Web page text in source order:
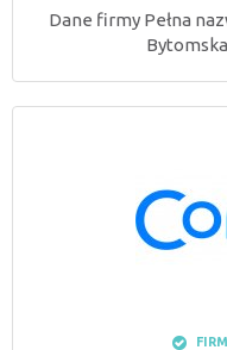
Dane firmy Pełna